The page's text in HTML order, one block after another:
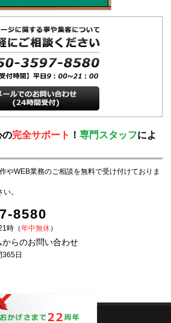
の完全サポート ！ 専門スタッフによ
やWEB業務のご相談を無料で受け付けておりま
。
8580
時（年中無休）
からのお問い合わせ
365日